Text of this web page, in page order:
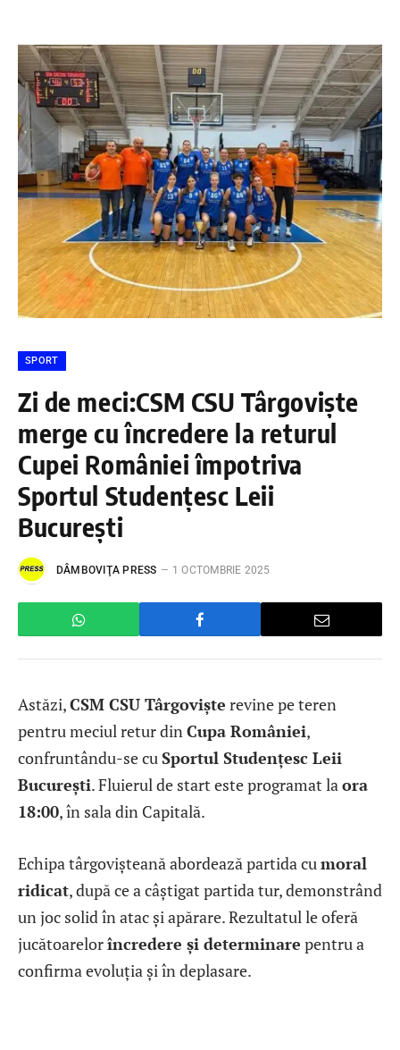
SPORT
Zi de meci:CSM CSU Târgoviște
merge cu încredere la returul
Cupei României împotriva
Sportul Studențesc Leii
București
DÂMBOVIŢA PRESS 1 OCTOMBRIE 2025
Astăzi,CSM CSU Târgoviște revine pe teren
pentru meciul retur dinCupa României,
confruntându-se cuSportul Studențesc Leii
București. Fluierul de start este programat laora
18:00, în sala din Capitală.
Echipa târgovișteană abordează partida cumoral
ridicat, după ce a câștigat partida tur, demonstrând
un joc solid în atac și apărare. Rezultatul le oferă
jucătoarelorîncredere și determinare pentru a
confirma evoluția și în deplasare.